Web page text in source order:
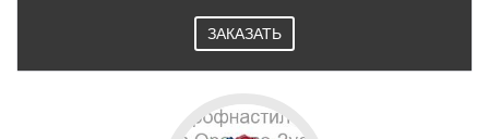
ЗАКАЗАТЬ